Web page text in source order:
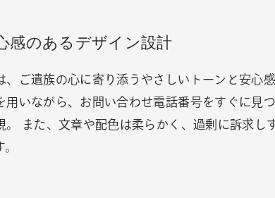
感のあるデザイン設計
、ご遺族の心に寄り添うやさしいトーンと安心
用いながら、お問い合わせ電話番号をすぐに
。 また、文章や配色は柔らかく、過剰に訴求